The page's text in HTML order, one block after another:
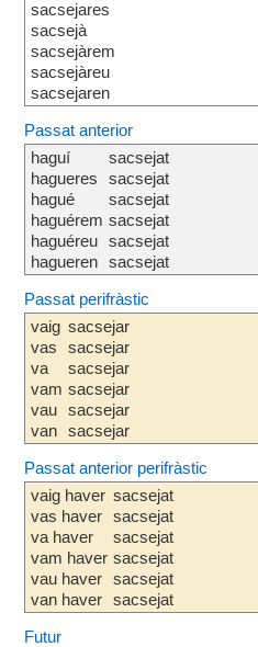
sacsejares
sacsejà
sacsejàrem
sacsejàreu
sacsejaren
Passat anterior
haguí
hagueres
hagué
haguérem
haguéreu
hagueren
sacsejat
sacsejat
sacsejat
sacsejat
sacsejat
sacsejat
Passat perifràstic
vaig
vas
va
vam
vau
van
sacsejar
sacsejar
sacsejar
sacsejar
sacsejar
sacsejar
Passat anterior perifràstic
vaig haver
vas haver
va haver
vam haver
vau haver
van haver
sacsejat
sacsejat
sacsejat
sacsejat
sacsejat
sacsejat
Futur